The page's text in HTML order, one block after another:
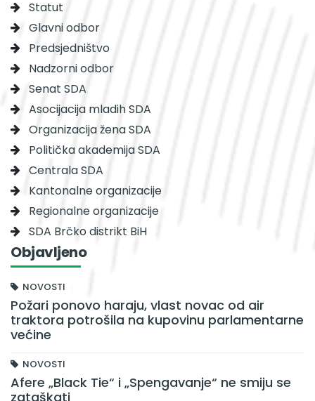
Statut
Glavni odbor
Predsjedništvo
Nadzorni odbor
Senat SDA
Asocijacija mladih SDA
Organizacija žena SDA
Politička akademija SDA
Centrala SDA
Kantonalne organizacije
Regionalne organizacije
SDA Brčko distrikt BiH
Objavljeno
NOVOSTI
Požari ponovo haraju, vlast novac od air
traktora potrošila na kupovinu parlamentarne
većine
NOVOSTI
Afere „Black Tie“ i „Spengavanje“ ne smiju se
zataškati